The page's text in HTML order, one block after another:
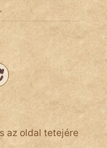
az oldal tetejére